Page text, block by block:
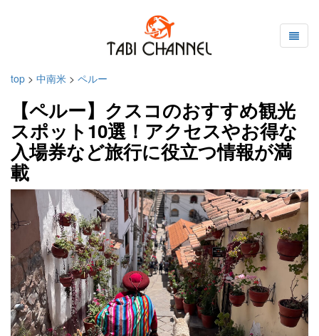
top > 中南米 > ペルー
【ペルー】クスコのおすすめ観光
スポット10選！アクセスやお得な
入場券など旅行に役立つ情報が満
載